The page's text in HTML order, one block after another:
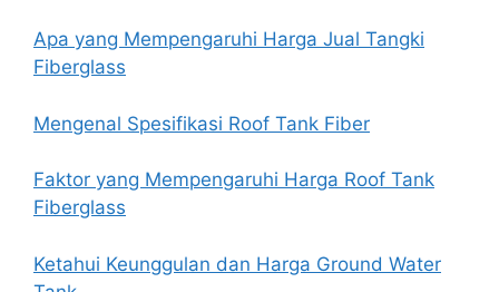
Apa yang Mempengaruhi Harga Jual Tangki
Fiberglass
Mengenal Spesifikasi Roof Tank Fiber
Faktor yang Mempengaruhi Harga Roof Tank
Fiberglass
Ketahui Keunggulan dan Harga Ground Water